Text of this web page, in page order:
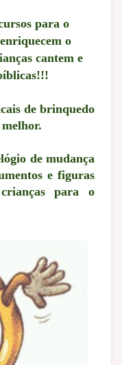
para o
o
cantem e
de brinquedo
de mudança
e figuras
para o